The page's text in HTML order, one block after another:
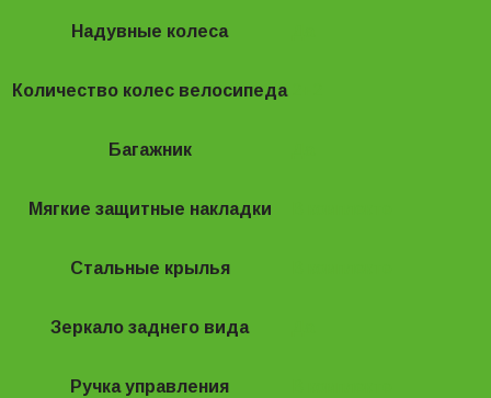
Надувные колеса
Количество колес велосипеда
Багажник
Мягкие защитные накладки
Стальные крылья
Зеркало заднего вида
Ручка управления